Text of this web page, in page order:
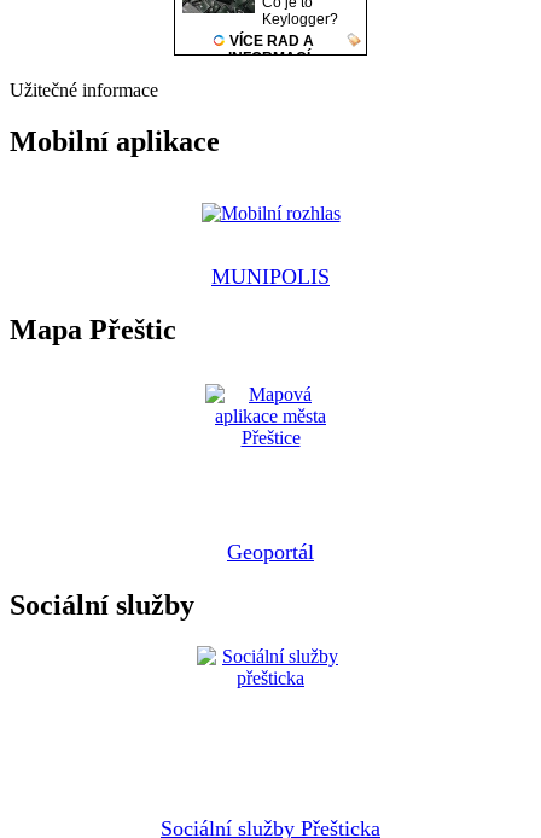
Užitečné informace
Mobilní aplikace
MUNIPOLIS
Mapa Přeštic
Geoportál
Sociální služby
Sociální služby Přešticka